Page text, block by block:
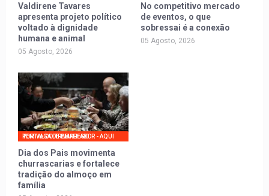
Valdirene Tavares
apresenta projeto político
voltado à dignidade
humana e animal
05 Agosto, 2026
No competitivo mercado
de eventos, o que
sobressai é a conexão
05 Agosto, 2026
PORTAL DO TRABALHADOR - AQUI TEM VAGA DE EMPREGO
Dia dos Pais movimenta
churrascarias e fortalece
tradição do almoço em
família